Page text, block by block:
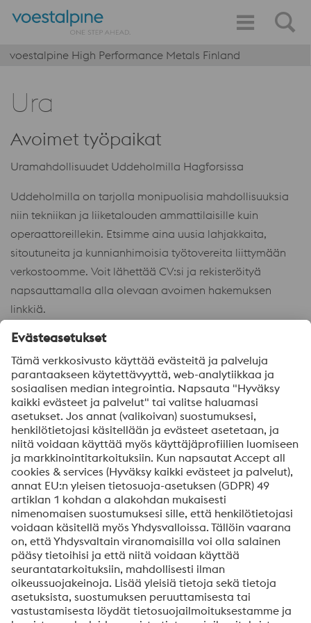
voestalpine High Performance Metals Finland
Ura
Avoimet työpaikat
Uramahdollisuudet Uddeholmilla Hagforsissa
Uddeholmilla on tarjolla monipuolisia mahdollisuuksia
niin tekniikan ja liiketalouden ammattilaisille kuin
operaattoreillekin. Etsimme aina uusia lahjakkaita,
sitoutuneita ja kunnianhimoisia työtovereita liittymään
verkostoomme. Voit lähettää CV:si ja rekisteröityä
napsauttamalla alla olevaan avoimen hakemuksen
linkkiä.
Job offers Uddeholms AB, Sweden
voestalpine
Here you can see vacancies at voestalpine
If there is no vacancy that suits you right now, you can
always make anunsolicited application